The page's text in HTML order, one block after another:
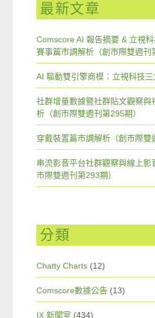
最新文章
Comscore AI 報告摘要 & 立視
賽事篇市調解析（創市際雙週刊
AI 驅動雙引擎商模：立視科技三
社群增量數據暨社群貼文觀察與
析（創市際雙週刊第295期）
穿戴裝置篇市調解析（創市際雙
串流影音平台社群觀察與線上影
市際雙週刊第293期）
分類
Chatty Charts (12)
Comscore數據公告 (13)
IX 新聞室 (434)